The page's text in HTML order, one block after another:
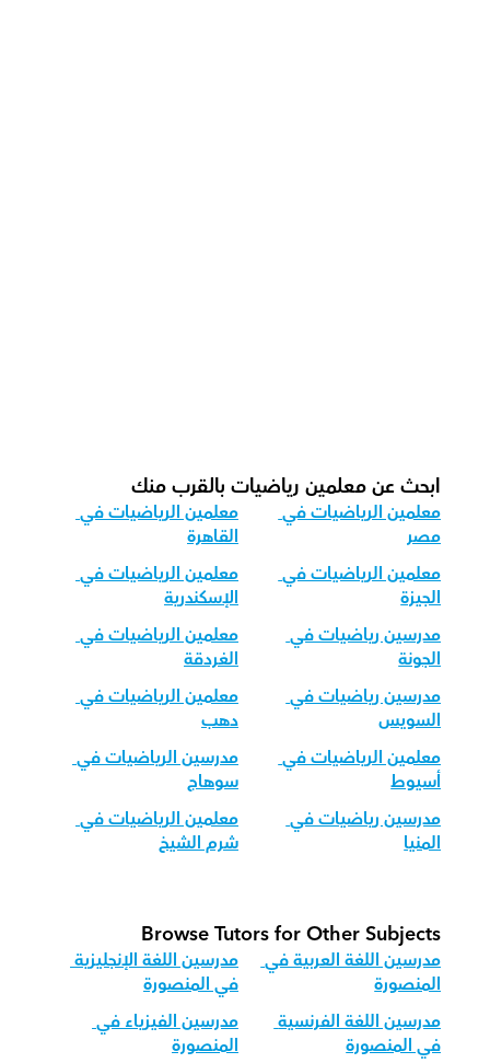
ابحث عن معلمين رياضيات بالقرب منك
معلمين الرياضيات في
مصر
معلمين الرياضيات في
القاهرة
معلمين الرياضيات في
الجيزة
معلمين الرياضيات في
الإسكندرية
مدرسين رياضيات في
الجونة
معلمين الرياضيات في
الغردقة
مدرسين رياضيات في
السويس
معلمين الرياضيات في
دهب
معلمين الرياضيات في
أسيوط
مدرسين الرياضيات في
سوهاج
مدرسين رياضيات في
المنيا
معلمين الرياضيات في
شرم الشيخ
Browse Tutors for Other Subjects
مدرسين اللغة العربية في
المنصورة
مدرسين اللغة الإنجليزية
في المنصورة
مدرسين اللغة الفرنسية
في المنصورة
مدرسين الفيزياء في
المنصورة